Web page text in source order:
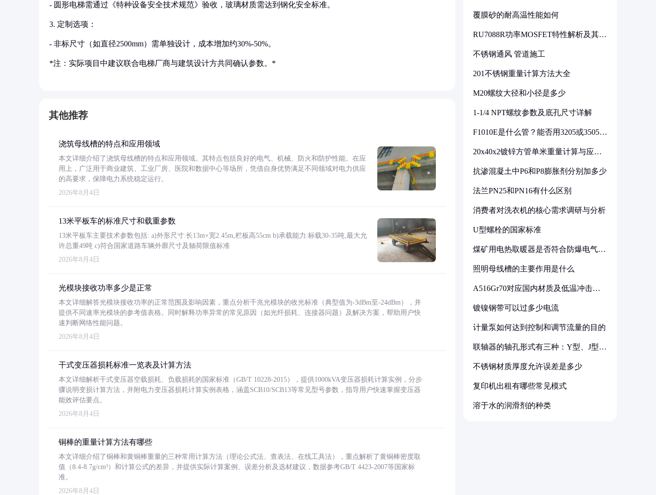
- 圆形电梯需通过《特种设备安全技术规范》验收，玻璃材质需达到钢化安全标准。
3. 定制选项：
- 非标尺寸（如直径2500mm）需单独设计，成本增加约30%-50%。
*注：实际项目中建议联合电梯厂商与建筑设计方共同确认参数。*
其他推荐
浇筑母线槽的特点和应用领域
本文详细介绍了浇筑母线槽的特点和应用领域。其特点包括良好的电气、机械、防火和防护性能。在应
用上，广泛用于商业建筑、工业厂房、医院和数据中心等场所，凭借自身优势满足不同领域对电力供应
的高要求，保障电力系统稳定运行。
2026年8月4日
13米平板车的标准尺寸和载重参数
13米平板车主要技术参数包括: a)外形尺寸:长13m×宽2.45m,栏板高55cm b)承载能力:标载30-35吨,最大允
许总重49吨 c)符合国家道路车辆外廓尺寸及轴荷限值标准
2026年8月4日
光模块接收功率多少是正常
本文详细解答光模块接收功率的正常范围及影响因素，重点分析千兆光模块的收光标准（典型值为-3dBm至-24dBm），并
提供不同速率光模块的参考值表格。同时解释功率异常的常见原因（如光纤损耗、连接器问题）及解决方案，帮助用户快
速判断网络性能问题。
2026年8月4日
干式变压器损耗标准一览表及计算方法
本文详细解析干式变压器空载损耗、负载损耗的国家标准（GB/T 10228-2015），提供1000kVA变压器损耗计算实例，分步
骤说明变损计算方法，并附电力变压器损耗计算实例表格，涵盖SCB10/SCB13等常见型号参数，指导用户快速掌握变压器
能效评估要点。
2026年8月4日
铜棒的重量计算方法有哪些
本文详细介绍了铜棒和黄铜棒重量的三种常用计算方法（理论公式法、查表法、在线工具法），重点解析了黄铜棒密度取
值（8.4-8.7g/cm³）和计算公式的差异，并提供实际计算案例、误差分析及选材建议，数据参考GB/T 4423-2007等国家标
准。
2026年8月4日
覆膜砂的耐高温性能如何
RU7088R功率MOSFET特性解析及其在
不锈钢通风 管道施工
201不锈钢重量计算方法大全
M20螺纹大径和小径是多少
1-1/4 NPT螺纹参数及底孔尺寸详解
F1010E是什么管？能否用3205或3505代
20x40x2镀锌方管单米重量计算与应用
抗渗混凝土中P6和P8膨胀剂分别加多少
法兰PN25和PN16有什么区别
消费者对洗衣机的核心需求调研与分析
U型螺栓的国家标准
煤矿用电热取暖器是否符合防爆电气设
照明母线槽的主要作用是什么
A516Gr70对应国内材质及低温冲击要
镀镍钢带可以过多少电流
计量泵如何达到控制和调节流量的目的
联轴器的轴孔形式有三种：Y型、J型、
不锈钢材质厚度允许误差是多少
复印机出租有哪些常见模式
溶于水的润滑剂的种类